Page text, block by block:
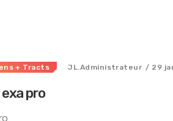
+ Tracts JL.Administrateur / 29
pro